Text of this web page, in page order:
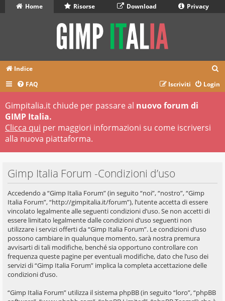
Home Risorse Download Privacy
Indice
r
FAQ Login
Iscriviti
Gimpitalia.it chiude per passare al nuovo forum di
GIMP Italia.
Clicca qui per maggiori informazioni su come iscriversi
alla nuova piattaforma.
Gimp Italia Forum -Condizioni d’uso
Accedendo a “Gimp Italia Forum” (in seguito “noi”, “nostro”, “Gimp
Italia Forum”, “http://gimpitalia.it/forum”), l’utente accetta di essere
vincolato legalmente alle seguenti condizioni d’uso. Se non accetti di
essere limitato legalmente dalle condizioni d’uso seguenti non
utilizzare i servizi offerti da “Gimp Italia Forum”. Le condizioni d’uso
possono cambiare in qualunque momento, sarà nostra premura
avvisarti di tali modifiche, benché sia opportuno controllare con
frequenza queste pagine per eventuali modifiche, dato che l’uso dei
servizi di “Gimp Italia Forum” implica la completa accettazione delle
condizioni d’uso.
“Gimp Italia Forum” utilizza il sistema phpBB (in seguito “loro”, “phpBB